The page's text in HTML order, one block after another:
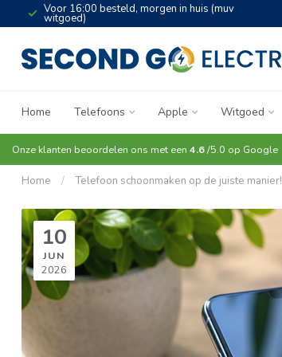
Voor 16:00 besteld, morgen in huis (muv
witgoed)
Home Telefoons Apple Witgoed
Onze klanten beoordelen ons met een 4.6/5.0 op Google
Home / Telefoon schoonmaken op de juiste manier!
10
JUN
2026